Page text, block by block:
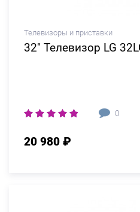
Телевизоры и приставки
32" Телевизор LG
0
20 980 ₽